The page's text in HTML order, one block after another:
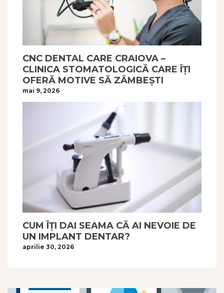
CNC DENTAL CARE CRAIOVA –
CLINICA STOMATOLOGICĂ CARE ÎȚI
OFERĂ MOTIVE SĂ ZÂMBEȘTI
mai 9, 2026
CUM ÎȚI DAI SEAMA CĂ AI NEVOIE DE
UN IMPLANT DENTAR?
aprilie 30, 2026